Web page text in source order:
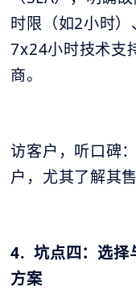
时限（如2小时
7x24小时技术支
商。
访客户，听口碑
户，尤其了解其
4. 坑点四：选择
方案